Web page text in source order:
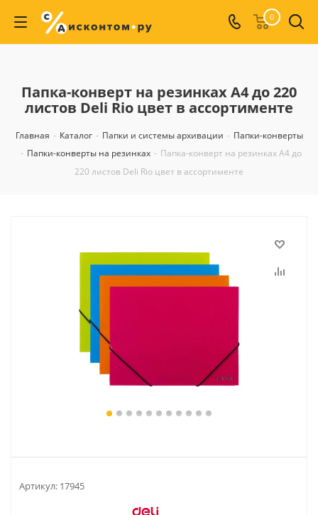
0
Папка-конверт на резинках А4 до 220
листов Deli Rio цвет в ассортименте
Главная - Каталог - Папки и системы архивации - Папки-конверты
- Папки-конверты на резинках - Папка-конверт на резинках А4 до
220 листов Deli Rio цвет в ассортименте
Артикул: 17945